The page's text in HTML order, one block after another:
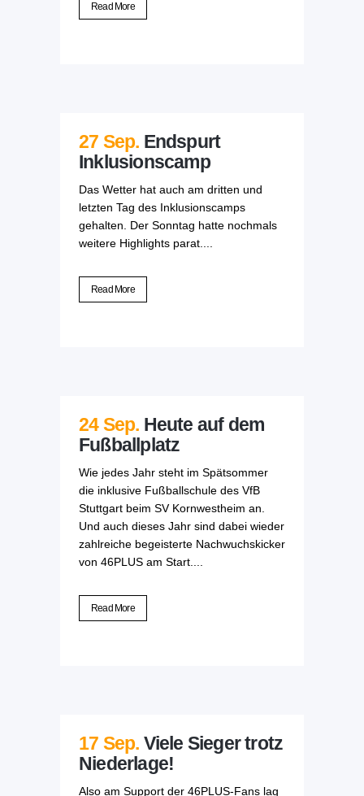
Read More
27 Sep. Endspurt
Inklusionscamp
Das Wetter hat auch am dritten und
letzten Tag des Inklusionscamps
gehalten. Der Sonntag hatte nochmals
weitere Highlights parat....
Read More
24 Sep. Heute auf dem
Fußballplatz
Wie jedes Jahr steht im Spätsommer
die inklusive Fußballschule des VfB
Stuttgart beim SV Kornwestheim an.
Und auch dieses Jahr sind dabei wieder
zahlreiche begeisterte Nachwuchskicker
von 46PLUS am Start....
Read More
17 Sep. Viele Sieger trotz
Niederlage!
Also am Support der 46PLUS-Fans lag